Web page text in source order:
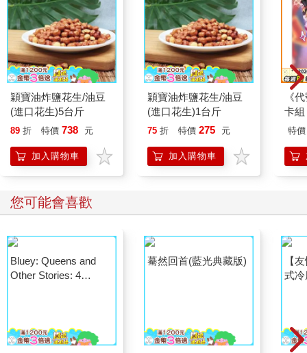
穎寶油炸鹽花生/油豆
(進口花生)5台斤
89 折 特價 738 元
加入購物車
穎寶油炸鹽花生/油豆
(進口花生)1台斤
75 折 特價 275 元
加入購物車
《
卡組
特價
您可能會喜歡
Bluey: Queens and
Other Stories: 4
驀然回首(藍光典藏版)
【
式冷